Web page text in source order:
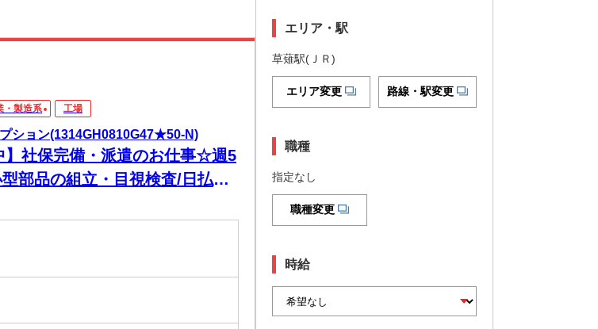
・製造系 工場
ション(1314GH0810G47★50-N)
】社保完備・派遣のお仕事☆週5
部品の組立・目視検査/日払い
エリア・駅
草薙駅(ＪＲ)
エリア変更 路線・駅変更
職種
指定なし
職種変更
時給